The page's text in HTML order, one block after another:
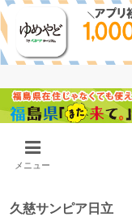
メニュー
久慈サンピア日立